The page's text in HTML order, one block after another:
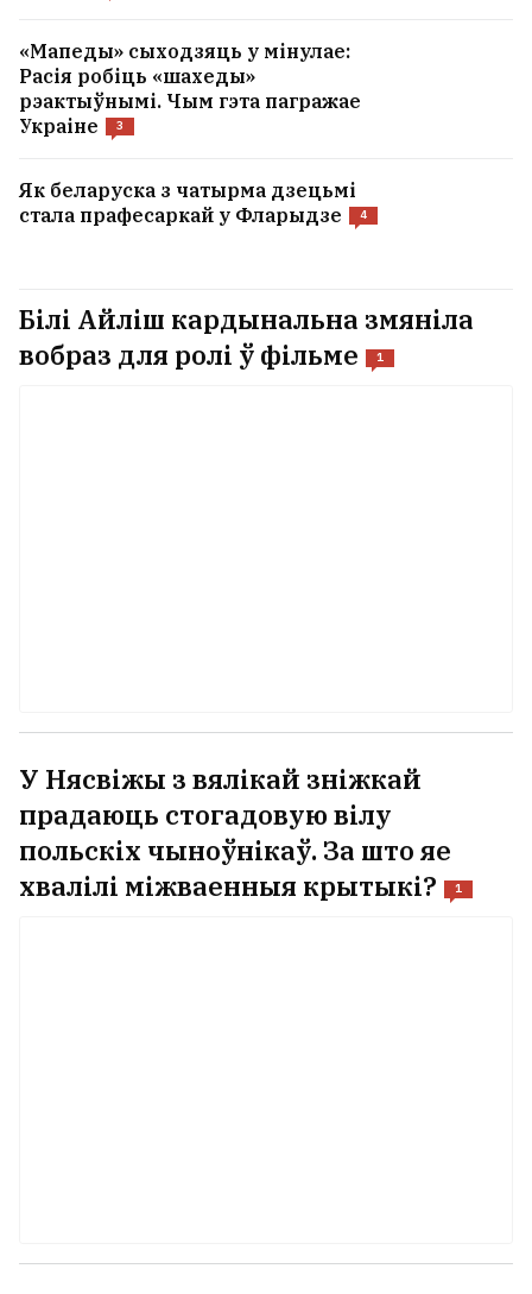
«Мапеды» сыходзяць у мінулае:
Расія робіць «шахеды»
рэактыўнымі. Чым гэта пагражае
Украіне
3
Як беларуска з чатырма дзецьмі
стала прафесаркай у Фларыдзе
4
Білі Айліш кардынальна змяніла
вобраз для ролі ў фільме
1
У Нясвіжы з вялікай зніжкай
прадаюць стогадовую вілу
польскіх чыноўнікаў. За што яе
хвалілі міжваенныя крытыкі?
1